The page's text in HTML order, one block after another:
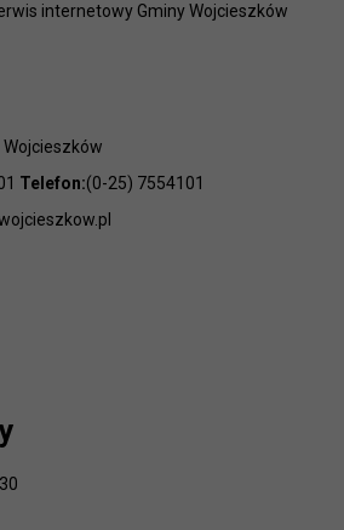
internetowy Gminy Wojcieszków
Wojcieszków
Telefon:(0-25) 7554101